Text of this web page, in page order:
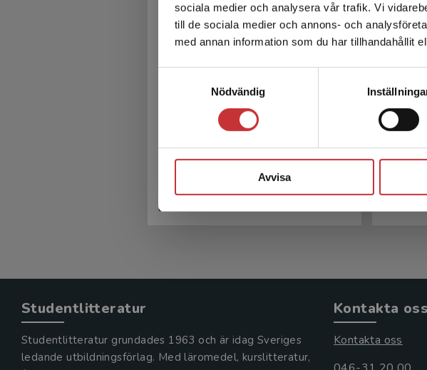
sociala medier och analysera vår trafik. Vi
till de sociala medier och annons- och
med annan information som du har tillhandahållit
Nödvändig
Avvisa
enhet utanför
Sverige. För att
leveransadressen
HIV - Medicinska och
psykosociala aspekter
Kanon, E - Lindberg, L (red.)
350 krinkl. moms
Exkl. moms: 330 kr
Kanon,
209 kr
Exkl.
Studentlitteratur
Studentlitteratur grundades 1963 och är idag Sveriges
ledande utbildningsförlag. Med läromedel, kurslitteratur,
Kontakta oss
Kontakta oss